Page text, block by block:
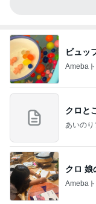
ビュッ
Ameba
クロと
あいの
クロ 娘
Ameba